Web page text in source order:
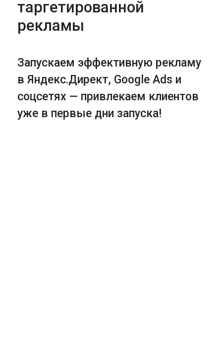
таргетированной
рекламы
Запускаем эффективную рекламу
в Яндекс.Директ, Google Ads и
соцсетях — привлекаем клиентов
уже в первые дни запуска!